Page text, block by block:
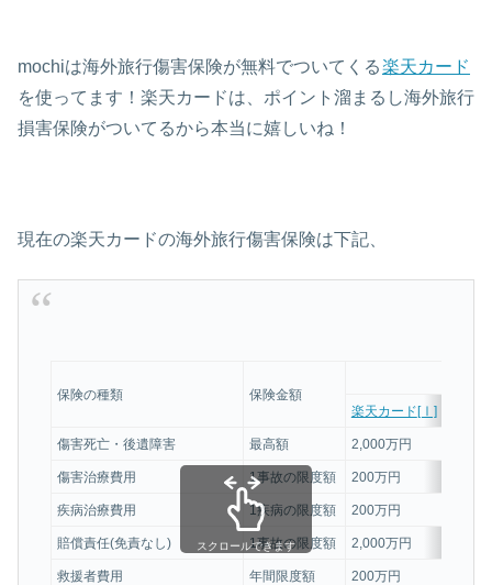
mochiは海外旅行傷害保険が無料でついてくる楽天カード
を使ってます！楽天カードは、ポイント溜まるし海外旅行
損害保険がついてるから本当に嬉しいね！
現在の楽天カードの海外旅行傷害保険は下記、
保険の種類
保険金額
楽天カード [Ⅰ]
傷害死亡・後遺障害 最高額 2,000万円
傷害治療費用 1事故の限度額 200万円
疾病治療費用 1疾病の限度額 200万円
賠償責任(免責なし) 1事故の限度額 2,000万円
救援者費用 年間限度額 200万円
スクロールできます